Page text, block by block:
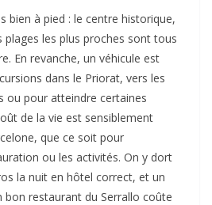
bien à pied : le centre historique,
les plus proches sont tous
En revanche, un véhicule est
dans le Priorat, vers les
ou pour atteindre certaines
de la vie est sensiblement
que ce soit pour
ou les activités. On y dort
la nuit en hôtel correct, et un
bon restaurant du Serrallo coûte